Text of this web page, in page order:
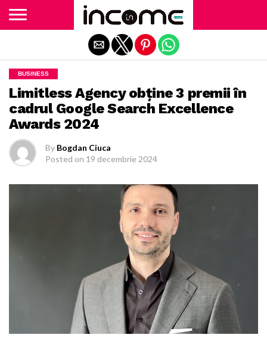
BUSINESS
Limitless Agency obține 3 premii în
cadrul Google Search Excellence
Awards 2024
By Bogdan Ciuca
Posted on 19 decembrie 2024
Exit mobile version